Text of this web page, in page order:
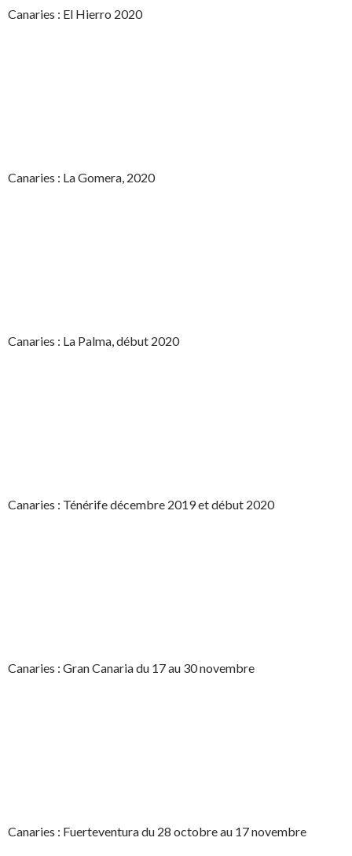
Canaries : El Hierro 2020
Canaries : La Gomera, 2020
Canaries : La Palma, début 2020
Canaries : Ténérife décembre 2019 et début 2020
Canaries : Gran Canaria du 17 au 30 novembre
Canaries : Fuerteventura du 28 octobre au 17 novembre